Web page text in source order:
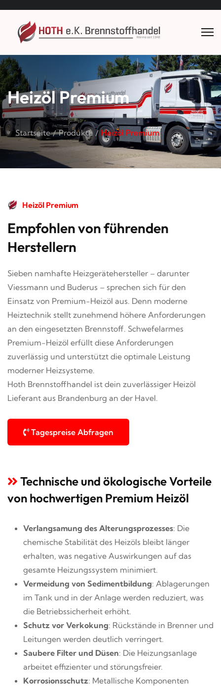
Heizöl Premium
Startseite Produkte Heizöl Premium
Heizöl Premium
Empfohlen von führenden
Herstellern
Sieben namhafte Heizgerätehersteller – darunter
Viessmann und Buderus – sprechen sich für den
Einsatz von Premium-Heizöl aus. Denn moderne
Heiztechnik stellt zunehmend höhere Anforderungen
an den eingesetzten Brennstoff. Schwefelarmes
Premium-Heizöl erfüllt diese Anforderungen
zuverlässig und unterstützt die optimale Leistung
moderner Heizsysteme.
Hoth Brennstoffhandel ist dein zuverlässiger Heizöl
Lieferant aus Brandenburg an der Havel.
Tagespreise Abfragen
Technische und ökologische Vorteile
von hochwertigen Premium Heizöl
Verlangsamung des Alterungsprozesses: Die
chemische Stabilität des Heizöls bleibt länger
erhalten, was negative Auswirkungen auf das
gesamte Heizungssystem minimiert.
Vermeidung von Sedimentbildung: Ablagerungen
im Tank und in der Anlage werden reduziert, was
die Betriebssicherheit erhöht.
Schutz vor Verkokung: Rückstände in Brenner und
Leitungen werden deutlich verringert.
Saubere Filter und Düsen: Die Heizungsanlage
arbeitet effizienter und störungsfreier.
Korrosionsschutz: Metallische Komponenten